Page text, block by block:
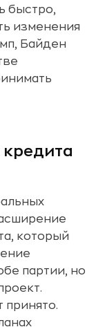
быстро,
изменения
Байден
который
партии, но
принято.